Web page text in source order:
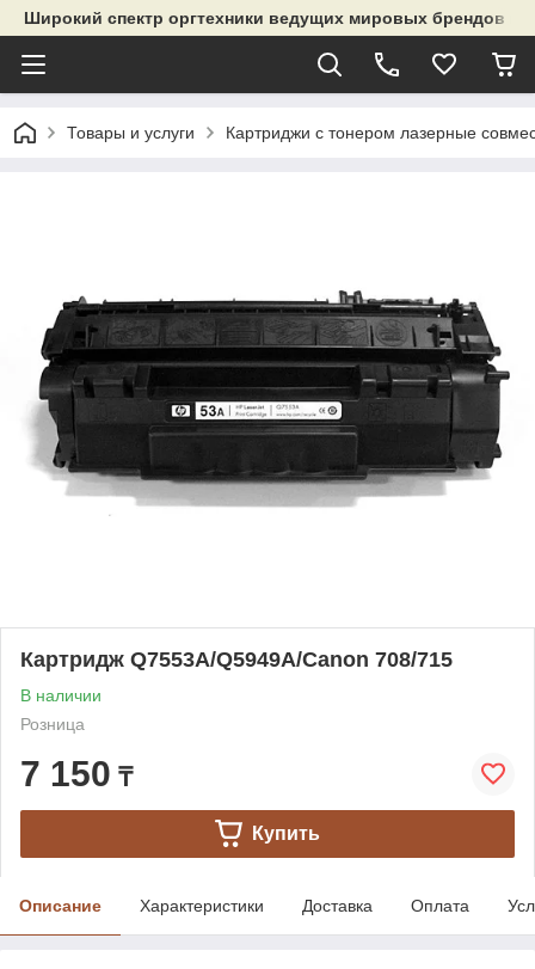
Широкий спектр оргтехники ведущих мировых брендов и
Товары и услуги Картриджи с тонером лазерные
Картридж Q7553A/Q5949A/Canon 708/715
В наличии
Розница
7 150 ₸
Купить
Описание Характеристики Доставка Оплата